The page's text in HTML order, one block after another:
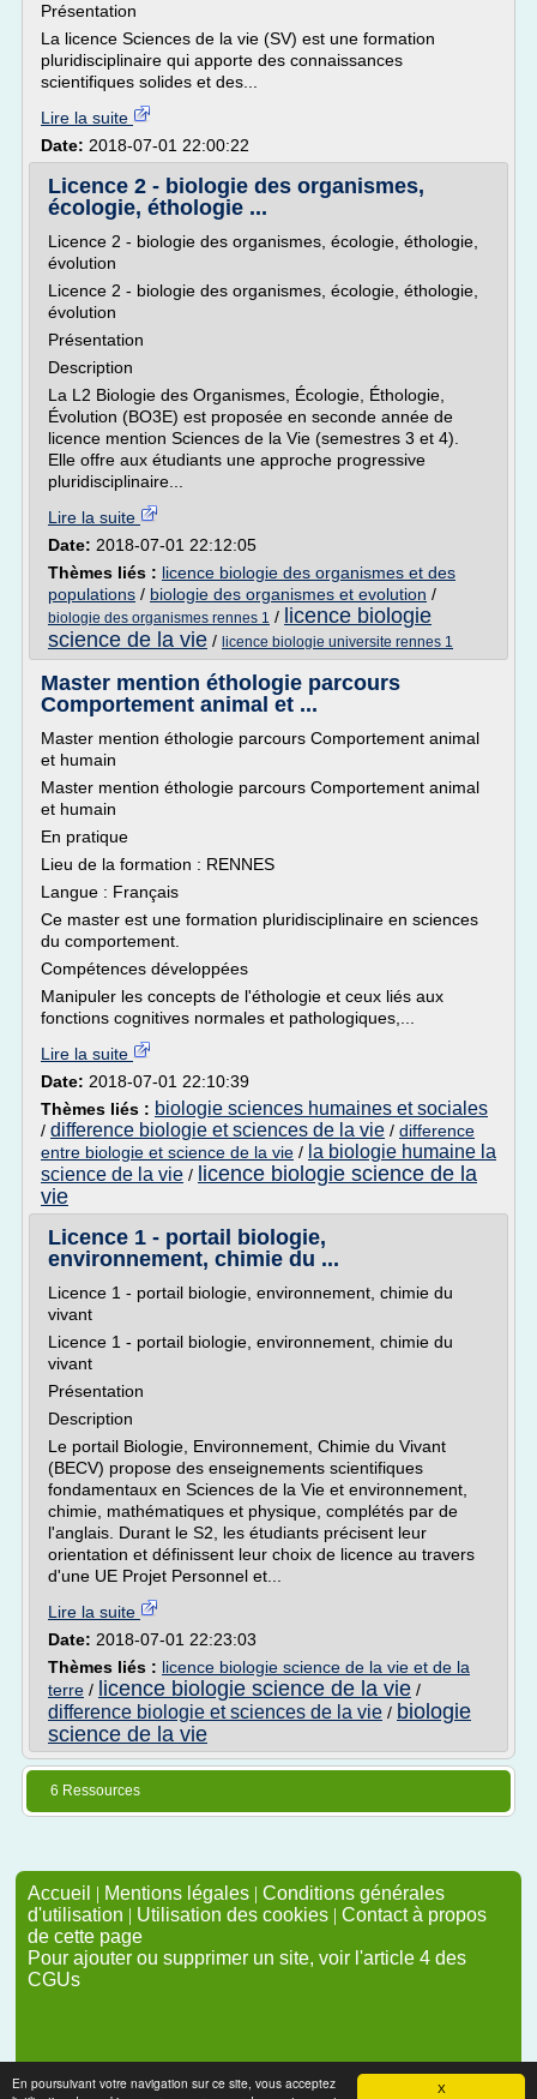
X
En poursuivant votre navigation sur ce site, vous acceptez
Présentation
La licence Sciences de la vie (SV) est une formation
pluridisciplinaire qui apporte des connaissances
scientifiques solides et des...
Lire la suite
Date: 2018-07-01 22:00:22
Licence 2 - biologie des organismes,
écologie, éthologie ...
Licence 2 - biologie des organismes, écologie, éthologie,
évolution
Licence 2 - biologie des organismes, écologie, éthologie,
évolution
Présentation
Description
La L2 Biologie des Organismes, Écologie, Éthologie,
Évolution (BO3E) est proposée en seconde année de
licence mention Sciences de la Vie (semestres 3 et 4).
Elle offre aux étudiants une approche progressive
pluridisciplinaire...
Lire la suite
Date: 2018-07-01 22:12:05
Thèmes liés : licence biologie des organismes et des
populations / biologie des organismes et evolution /
biologie des organismes rennes 1 / licence biologie
science de la vie / licence biologie universite rennes 1
Master mention éthologie parcours
Comportement animal et ...
Master mention éthologie parcours Comportement animal
et humain
Master mention éthologie parcours Comportement animal
et humain
En pratique
Lieu de la formation : RENNES
Langue : Français
Ce master est une formation pluridisciplinaire en sciences
du comportement.
Compétences développées
Manipuler les concepts de l'éthologie et ceux liés aux
fonctions cognitives normales et pathologiques,...
Lire la suite
Date: 2018-07-01 22:10:39
Thèmes liés : biologie sciences humaines et sociales
/ difference biologie et sciences de la vie / difference
entre biologie et science de la vie / la biologie humaine la
science de la vie / licence biologie science de la
vie
Licence 1 - portail biologie,
environnement, chimie du ...
Licence 1 - portail biologie, environnement, chimie du
vivant
Licence 1 - portail biologie, environnement, chimie du
vivant
Présentation
Description
Le portail Biologie, Environnement, Chimie du Vivant
(BECV) propose des enseignements scientifiques
fondamentaux en Sciences de la Vie et environnement,
chimie, mathématiques et physique, complétés par de
l'anglais. Durant le S2, les étudiants précisent leur
orientation et définissent leur choix de licence au travers
d'une UE Projet Personnel et...
Lire la suite
Date: 2018-07-01 22:23:03
Thèmes liés : licence biologie science de la vie et de la
terre / licence biologie science de la vie /
difference biologie et sciences de la vie / biologie
science de la vie
6 Ressources
Accueil | Mentions légales | Conditions générales
d'utilisation | Utilisation des cookies | Contact à propos
de cette page
Pour ajouter ou supprimer un site, voir l'article 4 des
CGUs